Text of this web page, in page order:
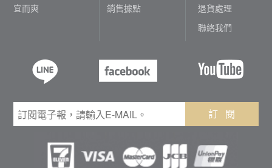
宜而爽
銷售據點
退貨處理
聯絡我們
訂 閱